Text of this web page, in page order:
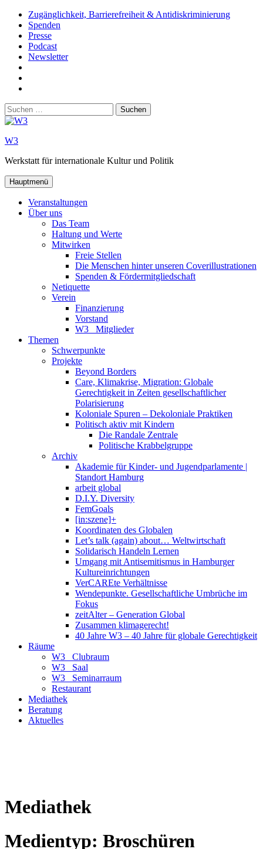
Zum
Inhalt
springen
Zugänglichkeit, Barrierefreiheit & Antidiskriminierung
Spenden
Presse
Podcast
Newsletter
Youtube
Suchen
nach:
W3
Werkstatt für internationale Kultur und Politik
Hauptmenü
Veranstaltungen
Über uns
Das Team
Haltung und Werte
Mitwirken
Freie Stellen
Die Menschen hinter unseren Coverillustrationen
Spenden & Fördermitgliedschaft
Netiquette
Verein
Finanzierung
Vorstand
W3_ Mitglieder
Themen
Schwerpunkte
Projekte
Beyond Borders
Care, Klimakrise, Migration: Globale
Gerechtigkeit in Zeiten gesellschaftlicher
Polarisierung
Koloniale Spuren – Dekoloniale Praktiken
Politisch aktiv mit Kindern
Die Randale Zentrale
Politische Krabbelgruppe
Archiv
Akademie für Kinder- und Jugendparlamente |
Standort Hamburg
arbeit global
D.I.Y. Diversity
FemGoals
[in:szene]+
Koordinaten des Globalen
Let’s talk (again) about… Weltwirtschaft
Solidarisch Handeln Lernen
Umgang mit Antisemitismus in Hamburger
Kultureinrichtungen
VerCAREte Verhältnisse
Wendepunkte. Gesellschaftliche Umbrüche im
Fokus
zeitAlter – Generation Global
Zusammen klimagerecht!
40 Jahre W3 – 40 Jahre für globale Gerechtigkeit
Räume
W3_ Clubraum
W3_ Saal
W3_ Seminarraum
Restaurant
Mediathek
Beratung
Aktuelles
Mediathek
Medientyp: Broschüren